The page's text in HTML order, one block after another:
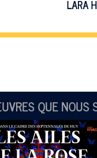
LARA
QUE NOUS